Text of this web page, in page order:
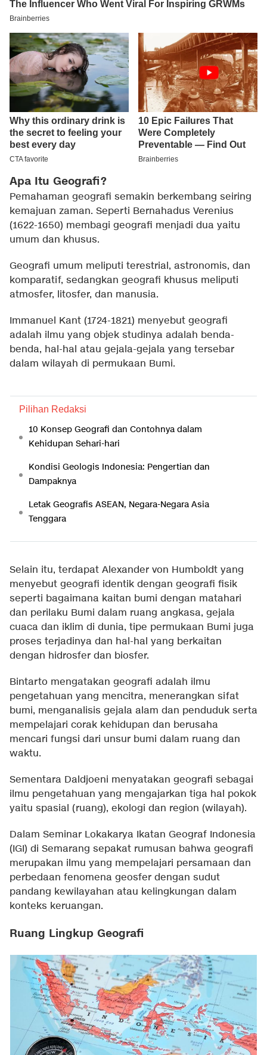
Apa Itu Geografi?
Pemahaman geografi semakin berkembang seiring
kemajuan zaman. Seperti Bernahadus Verenius
(1622-1650) membagi geografi menjadi dua yaitu
umum dan khusus.
Geografi umum meliputi terestrial, astronomis, dan
komparatif, sedangkan geografi khusus meliputi
atmosfer, litosfer, dan manusia.
Immanuel Kant (1724-1821) menyebut geografi
adalah ilmu yang objek studinya adalah benda-
benda, hal-hal atau gejala-gejala yang tersebar
dalam wilayah di permukaan Bumi.
Pilihan Redaksi
10 Konsep Geografi dan Contohnya dalam
Kehidupan Sehari-hari
Kondisi Geologis Indonesia: Pengertian dan
Dampaknya
Letak Geografis ASEAN, Negara-Negara Asia
Tenggara
Selain itu, terdapat Alexander von Humboldt yang
menyebut geografi identik dengan geografi fisik
seperti bagaimana kaitan bumi dengan matahari
dan perilaku Bumi dalam ruang angkasa, gejala
cuaca dan iklim di dunia, tipe permukaan Bumi juga
proses terjadinya dan hal-hal yang berkaitan
dengan hidrosfer dan biosfer.
Bintarto mengatakan geografi adalah ilmu
pengetahuan yang mencitra, menerangkan sifat
bumi, menganalisis gejala alam dan penduduk serta
mempelajari corak kehidupan dan berusaha
mencari fungsi dari unsur bumi dalam ruang dan
waktu.
Sementara Daldjoeni menyatakan geografi sebagai
ilmu pengetahuan yang mengajarkan tiga hal pokok
yaitu spasial (ruang), ekologi dan region (wilayah).
Dalam Seminar Lokakarya Ikatan Geograf Indonesia
(IGI) di Semarang sepakat rumusan bahwa geografi
merupakan ilmu yang mempelajari persamaan dan
perbedaan fenomena geosfer dengan sudut
pandang kewilayahan atau kelingkungan dalam
konteks keruangan.
Ruang Lingkup Geografi